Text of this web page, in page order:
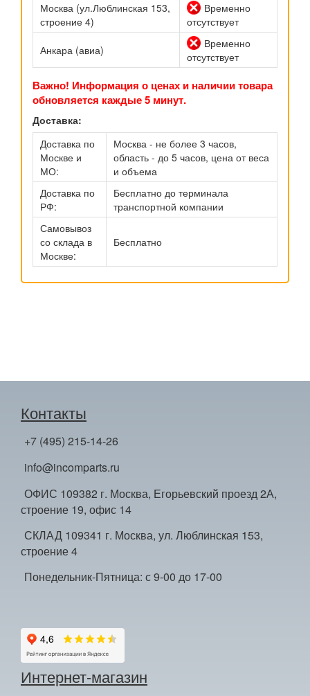
Москва (ул.Люблинская 153,
строение 4)
Временно
отсутствует
Анкара (авиа)
Временно
отсутствует
Важно! Информация о ценах и наличии товара
обновляется каждые 5 минут.
Доставка:
Доставка по
Москве и
МО:
Москва - не более 3 часов,
область - до 5 часов, цена от веса
и объема
Доставка по
РФ:
Бесплатно до терминала
транспортной компании
Самовывоз
со склада в
Москве:
Бесплатно
Контакты
+7 (495) 215-14-26
info@incomparts.ru
ОФИС 109382 г. Москва, Егорьевский проезд 2А,
строение 19, офис 14
СКЛАД 109341 г. Москва, ул. Люблинская 153,
строение 4
Понедельник-Пятница: с 9-00 до 17-00
Интернет-магазин